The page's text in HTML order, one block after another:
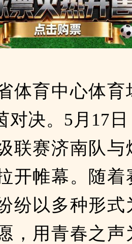
体育中心体育
对决。5月17
联赛济南队与
开帷幕。随着
纷以多种形式
，用青春之声